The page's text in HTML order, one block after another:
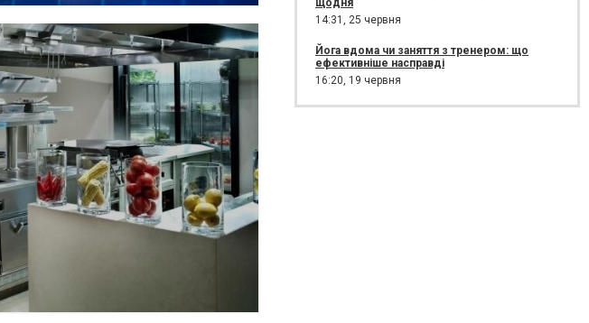
щодня
14:31, 25 червня
Йога вдома чи заняття з тренером: що
ефективніше насправді
16:20, 19 червня